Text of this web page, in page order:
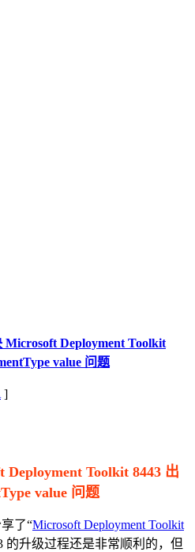
Deployment Toolkit
value 问题
]
Toolkit 8443 出
value 问题
了“Microsoft Deployment Toolkit
的升级过程还是非常顺利的，但